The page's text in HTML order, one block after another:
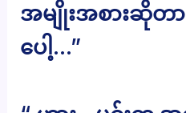
အမျိုးအစားဆိုတ
ပေါ့…”